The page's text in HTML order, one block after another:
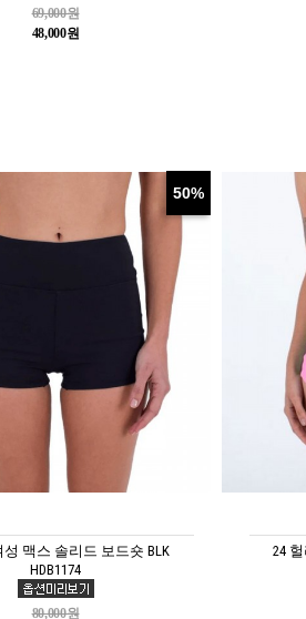
69,000원
48,000원
50%
성 맥스 솔리드 보드숏 BLK
HDB1174
80,000원
24